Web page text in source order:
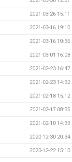
2021-03-26 15:11
2021-03-16 19:10
2021-03-16 10:36
2021-03-01 16:08
2021-02-23 16:47
2021-02-23 14:32
2021-02-18 15:12
2021-02-17 08:35
2021-02-10 14:39
2020-12-30 20:34
2020-12-22 15:10